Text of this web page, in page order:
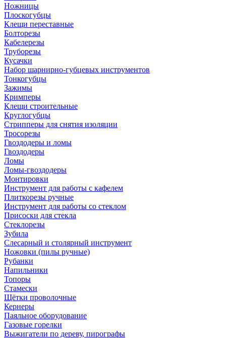
Ножницы
Плоскогубцы
Клещи переставные
Болторезы
Кабелерезы
Труборезы
Кусачки
Набор шарнирно-губцевых инструментов
Тонкогубцы
Зажимы
Кримперы
Клещи строительные
Круглогубцы
Стрипперы для снятия изоляции
Тросорезы
Гвоздодеры и ломы
Гвоздодеры
Ломы
Ломы-гвоздодеры
Монтировки
Инструмент для работы с кафелем
Плиткорезы ручные
Инструмент для работы со стеклом
Присоски для стекла
Стеклорезы
Зубила
Слесарный и столярный инструмент
Ножовки (пилы ручные)
Рубанки
Напильники
Топоры
Стамески
Щётки проволочные
Кернеры
Паяльное оборудование
Газовые горелки
Выжигатели по дереву, пирографы